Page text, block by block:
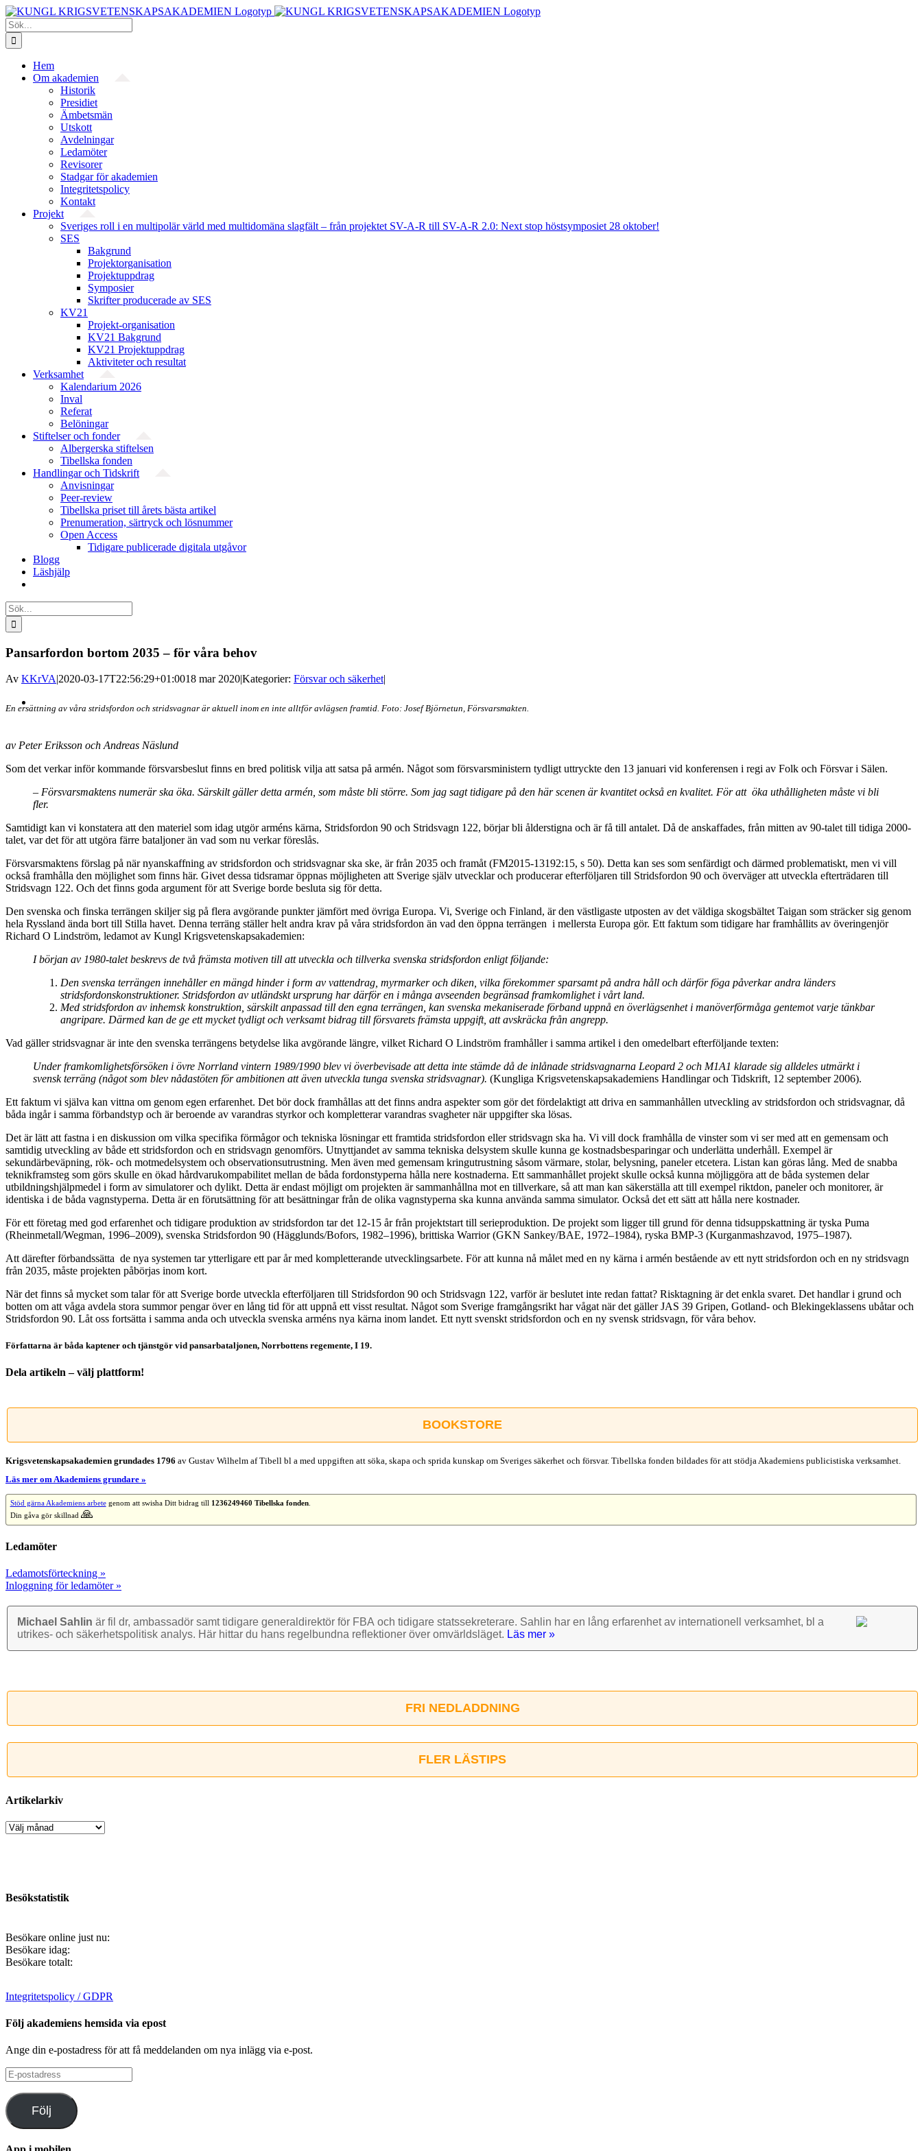
Fortsätt
till
innehållet
Sök
efter:
Hem
Om akademien
Historik
Presidiet
Ämbetsmän
Utskott
Avdelningar
Ledamöter
Revisorer
Stadgar för akademien
Integritetspolicy
Kontakt
Projekt
Sveriges roll i en multipolär värld med multidomäna slagfält – från projektet SV-A-R till SV-A-R 2.0: Next stop höstsymposiet 28 oktober!
SES
Bakgrund
Projekt­organisation
Projektuppdrag
Symposier
Skrifter producerade av SES
KV21
Projekt-organisation
KV21 Bakgrund
KV21 Projektuppdrag
Aktiviteter och resultat
Verksamhet
Kalendarium 2026
Inval
Referat
Belöningar
Stiftelser och fonder
Albergerska stiftelsen
Tibellska fonden
Handlingar och Tidskrift
Anvisningar
Peer-review
Tibellska priset till årets bästa artikel
Prenumeration, särtryck och lösnummer
Open Access
Tidigare publicerade digitala utgåvor
Blogg
Läshjälp
Sök
efter:
Pansarfordon bortom 2035 – för våra behov
Av KKrVA|2020-03-17T22:56:29+01:0018 mar 2020|Kategorier: Försvar och säkerhet|
Visa
större
En ersättning av våra stridsfordon och stridsvagnar är aktuell inom en inte alltför avlägsen framtid. Foto: Josef Björnetun, Försvarsmakten.
av Peter Eriksson och Andreas Näslund
Som det verkar inför kommande försvarsbeslut finns en bred politisk vilja att satsa på armén. Något som försvarsministern tydligt uttryckte den 13 januari vid konferensen i regi av Folk och Försvar i Sälen.
– Försvarsmaktens numerär ska öka. Särskilt gäller detta armén, som måste bli större. Som jag sagt tidigare på den här scenen är kvantitet också en kvalitet. För att öka uthålligheten måste vi bli
fler.
Samtidigt kan vi konstatera att den materiel som idag utgör arméns kärna, Stridsfordon 90 och Stridsvagn 122, börjar bli ålderstigna och är få till antalet. Då de anskaffades, från mitten av 90-talet till tidiga 2000-
talet, var det för att utgöra färre bataljoner än vad som nu verkar föreslås.
Försvarsmaktens förslag på när nyanskaffning av stridsfordon och stridsvagnar ska ske, är från 2035 och framåt (FM2015-13192:15, s 50). Detta kan ses som senfärdigt och därmed problematiskt, men vi vill
också framhålla den möjlighet som finns här. Givet dessa tidsramar öppnas möjligheten att Sverige själv utvecklar och producerar efterföljaren till Stridsfordon 90 och överväger att utveckla efterträdaren till
Stridsvagn 122. Och det finns goda argument för att Sverige borde besluta sig för detta.
Den svenska och finska terrängen skiljer sig på flera avgörande punkter jämfört med övriga Europa. Vi, Sverige och Finland, är den västligaste utposten av det väldiga skogsbältet Taigan som sträcker sig genom
hela Ryssland ända bort till Stilla havet. Denna terräng ställer helt andra krav på våra stridsfordon än vad den öppna terrängen i mellersta Europa gör. Ett faktum som tidigare har framhållits av överingenjör
Richard O Lindström, ledamot av Kungl Krigsvetenskapsakademien:
I början av 1980-talet beskrevs de två främsta motiven till att utveckla och tillverka svenska stridsfordon enligt följande:
Den svenska terrängen innehåller en mängd hinder i form av vattendrag, myrmarker och diken, vilka förekommer sparsamt på andra håll och därför föga påverkar andra länders
stridsfordonskonstruktioner. Stridsfordon av utländskt ursprung har därför en i många avseenden begränsad framkomlighet i vårt land.
Med stridsfordon av inhemsk konstruktion, särskilt anpassad till den egna terrängen, kan svenska mekaniserade förband uppnå en överlägsenhet i manöverförmåga gentemot varje tänkbar
angripare. Därmed kan de ge ett mycket tydligt och verksamt bidrag till försvarets främsta uppgift, att avskräcka från angrepp.
Vad gäller stridsvagnar är inte den svenska terrängens betydelse lika avgörande längre, vilket Richard O Lindström framhåller i samma artikel i den omedelbart efterföljande texten:
Under framkomlighetsförsöken i övre Norrland vintern 1989/1990 blev vi överbevisade att detta inte stämde då de inlånade stridsvagnarna Leopard 2 och M1A1 klarade sig alldeles utmärkt i
svensk terräng (något som blev nådastöten för ambitionen att även utveckla tunga svenska stridsvagnar). (Kungliga Krigsvetenskapsakademiens Handlingar och Tidskrift, 12 september 2006).
Ett faktum vi själva kan vittna om genom egen erfarenhet. Det bör dock framhållas att det finns andra aspekter som gör det fördelaktigt att driva en sammanhållen utveckling av stridsfordon och stridsvagnar, då
båda ingår i samma förbandstyp och är beroende av varandras styrkor och kompletterar varandras svagheter när uppgifter ska lösas.
Det är lätt att fastna i en diskussion om vilka specifika förmågor och tekniska lösningar ett framtida stridsfordon eller stridsvagn ska ha. Vi vill dock framhålla de vinster som vi ser med att en gemensam och
samtidig utveckling av både ett stridsfordon och en stridsvagn genomförs. Utnyttjandet av samma tekniska delsystem skulle kunna ge kostnadsbesparingar och underlätta underhåll. Exempel är
sekundärbeväpning, rök- och motmedelsystem och observationsutrustning. Men även med gemensam kringutrustning såsom värmare, stolar, belysning, paneler etcetera. Listan kan göras lång. Med de snabba
teknikframsteg som görs skulle en ökad hårdvarukompabilitet mellan de båda fordonstyperna hålla nere kostnaderna. Ett sammanhållet projekt skulle också kunna möjliggöra att de båda systemen delar
utbildningshjälpmedel i form av simulatorer och dylikt. Detta är endast möjligt om projekten är sammanhållna mot en tillverkare, så att man kan säkerställa att till exempel riktdon, paneler och monitorer, är
identiska i de båda vagnstyperna. Detta är en förutsättning för att besättningar från de olika vagnstyperna ska kunna använda samma simulator. Också det ett sätt att hålla nere kostnader.
För ett företag med god erfarenhet och tidigare produktion av stridsfordon tar det 12-15 år från projektstart till serieproduktion. De projekt som ligger till grund för denna tidsuppskattning är tyska Puma
(Rheinmetall/Wegman, 1996–2009), svenska Stridsfordon 90 (Hägglunds/Bofors, 1982–1996), brittiska Warrior (GKN Sankey/BAE, 1972–1984), ryska BMP-3 (Kurganmashzavod, 1975–1987).
Att därefter förbandssätta de nya systemen tar ytterligare ett par år med kompletterande utvecklingsarbete. För att kunna nå målet med en ny kärna i armén bestående av ett nytt stridsfordon och en ny stridsvagn
från 2035, måste projekten påbörjas inom kort.
När det finns så mycket som talar för att Sverige borde utveckla efterföljaren till Stridsfordon 90 och Stridsvagn 122, varför är beslutet inte redan fattat? Risktagning är det enkla svaret. Det handlar i grund och
botten om att våga avdela stora summor pengar över en lång tid för att uppnå ett visst resultat. Något som Sverige framgångsrikt har vågat när det gäller JAS 39 Gripen, Gotland- och Blekingeklassens ubåtar och
Stridsfordon 90. Låt oss fortsätta i samma anda och utveckla svenska arméns nya kärna inom landet. Ett nytt svenskt stridsfordon och en ny svensk stridsvagn, för våra behov.
Författarna är båda kaptener och tjänstgör vid pansarbataljonen, Norrbottens regemente, I 19.
Dela artikeln – välj plattform!
post
BOOKSTORE
Krigsvetenskap­sakademien grundades 1796 av Gustav Wilhelm af Tibell bl a med uppgiften att söka, skapa och sprida kunskap om Sveriges säkerhet och försvar. Tibellska fonden bildades för att stödja Akademiens publicistiska verksamhet.
Läs mer om Akademiens grundare »
Stöd gärna Akademiens arbetegenom att swisha Ditt bidrag till 1236249460 Tibellska fonden.
Din gåva gör skillnad 🙏
Ledamöter
Ledamotsförteckning »
Inloggning för ledamöter »
Michael Sahlin är fil dr, ambassadör samt tidigare general­direktör för FBA och tidigare stats­sekre­terare. Sahlin har en lång erfarenhet av inter­nationell verk­samhet, bl a
utrikes- och säkerhets­politisk analys. Här hittar du hans regel­bundna reflek­tioner över omvärlds­läget. Läs mer »
FRI NEDLADDNING
FLER LÄSTIPS
Artikelarkiv
Artikelarkiv
Besökstatistik
Besökare online just nu:
Besökare idag:
Besökare totalt:
Integritetspolicy / GDPR
Följ akademiens hemsida via epost
Ange din e-postadress för att få meddelanden om nya inlägg via e-post.
E-
postadress
Följ